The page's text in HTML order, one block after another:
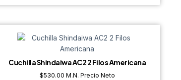
Cuchilla Shindaiwa AC2 2 Filos Americana
$530.00 M.N. Precio Neto